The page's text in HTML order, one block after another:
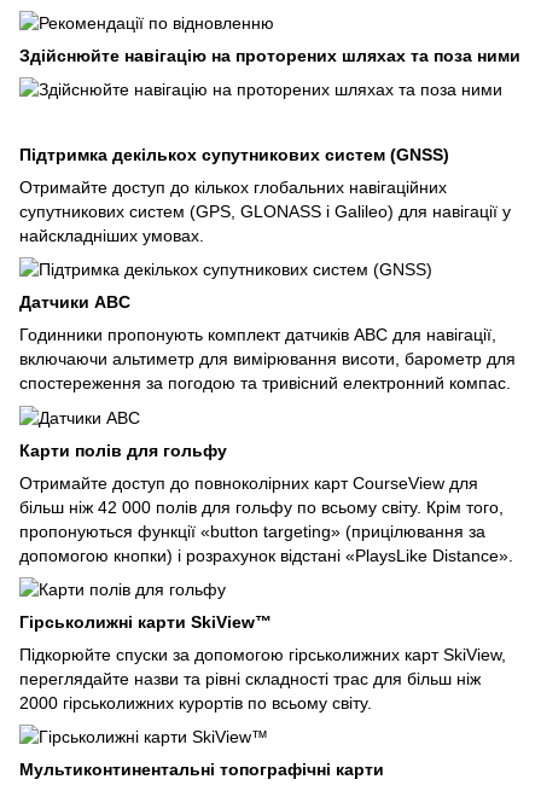
Здійснюйте навігацію на проторених шляхах та поза ними
Підтримка декількох супутникових систем (GNSS)
Отримайте доступ до кількох глобальних навігаційних
супутникових систем (GPS, GLONASS і Galileo) для навігації у
найскладніших умовах.
Датчики ABC
Годинники пропонують комплект датчиків ABC для навігації,
включаючи альтиметр для вимірювання висоти, барометр для
спостереження за погодою та тривісний електронний компас.
Карти полів для гольфу
Отримайте доступ до повноколірних карт CourseView для
більш ніж 42 000 полів для гольфу по всьому світу. Крім того,
пропонуються функції «button targeting» (прицілювання за
допомогою кнопки) і розрахунок відстані «PlaysLike Distance».
Гірськолижні карти SkiView™
Підкорюйте спуски за допомогою гірськолижних карт SkiView,
переглядайте назви та рівні складності трас для більш ніж
2000 гірськолижних курортів по всьому світу.
Мультиконтинентальні топографічні карти